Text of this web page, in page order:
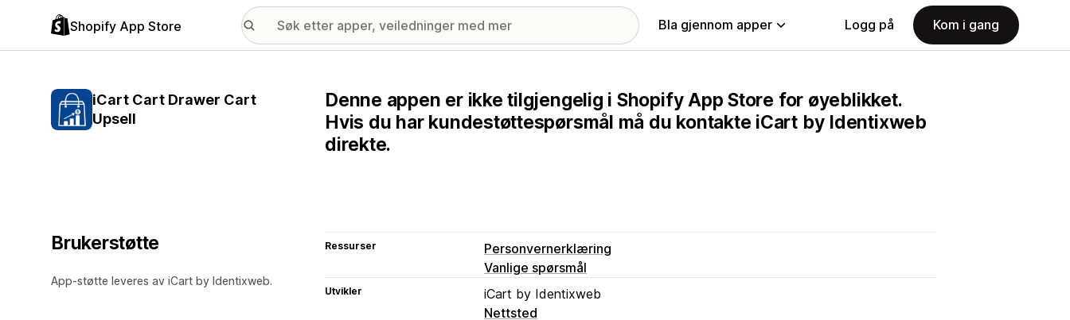
Shopify App Store Bla gjennom apper Logg på Kom i gang
iCart Cart Drawer Cart
Upsell
Denne appen er ikke tilgjengelig i Shopify App Store for øyeblikket.
Hvis du har kundestøttespørsmål må du kontakte iCart by Identixweb
direkte.
Brukerstøtte
App-støtte leveres av iCart by Identixweb.
Ressurser
Personvernerklæring
Vanlige spørsmål
Utvikler
iCart by Identixweb
Nettsted